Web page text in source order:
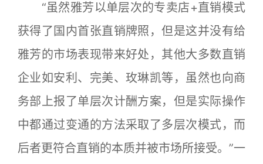
“虽然雅芳以单层次的专卖店+直销模式
获得了国内首张直销牌照，但是这并没有给
雅芳的市场表现带来好处，其他大多数直销
企业如安利、完美、玫琳凯等，虽然也向商
务部上报了单层次计酬方案，但是实际操作
中都通过变通的方法采取了多层次模式，而
后者更符合直销的本质并被市场所接受。”一